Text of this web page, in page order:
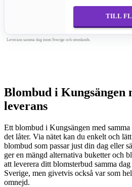
TILL
Leverans samma dag inom Sverige och utomlands.
Blombud i Kungsängen
leverans
Ett blombud i Kungsängen med samma
det låter. Via nätet kan du enkelt och
blombud som passar just din dag eller särskilda
ger en mängd alternativa buketter och
att leverera ditt blomsterbud samma
Sverige, men givetvis också var som
omnejd.